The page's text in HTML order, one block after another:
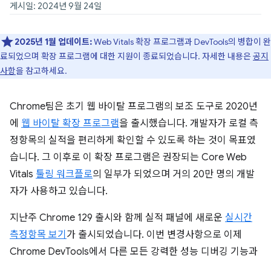
게시일: 2024년 9월 24일
2025년 1월 업데이트:Web Vitals 확장 프로그램과 DevTools의 병합이 완
료되었으며 확장 프로그램에 대한 지원이 종료되었습니다. 자세한 내용은공지
사항을 참고하세요.
Chrome팀은 초기 웹 바이탈 프로그램의 보조 도구로 2020년
에 웹 바이탈 확장 프로그램을 출시했습니다. 개발자가 로컬 측
정항목의 실적을 편리하게 확인할 수 있도록 하는 것이 목표였
습니다. 그 이후로 이 확장 프로그램은 권장되는 Core Web
Vitals 툴링 워크플로의 일부가 되었으며 거의 20만 명의 개발
자가 사용하고 있습니다.
지난주 Chrome 129 출시와 함께 실적 패널에 새로운 실시간
측정항목 보기 가 출시되었습니다. 이번 변경사항으로 이제
Chrome DevTools에서 다른 모든 강력한 성능 디버깅 기능과